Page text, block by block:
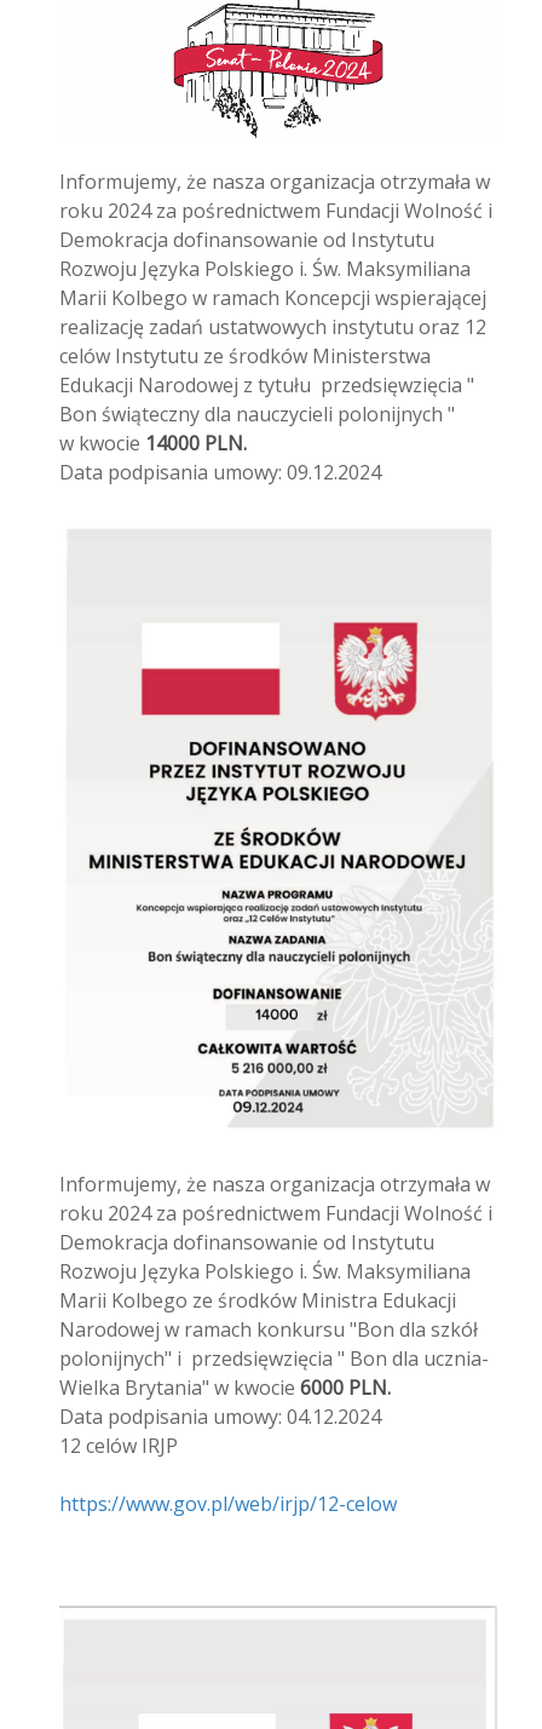
Informujemy, że nasza organizacja otrzymała w
roku 2024 za pośrednictwem Fundacji Wolność i
Demokracja dofinansowanie od Instytutu
Rozwoju Języka Polskiego i. Św. Maksymiliana
Marii Kolbego w ramach Koncepcji wspierającej
realizację zadań ustatwowych instytutu oraz 12
celów Instytutu ze środków Ministerstwa
Edukacji Narodowej z tytułu przedsięwzięcia "
Bon świąteczny dla nauczycieli polonijnych "
w kwocie 14000 PLN.
Data podpisania umowy: 09.12.2024
Informujemy, że nasza organizacja otrzymała w
roku 2024 za pośrednictwem Fundacji Wolność i
Demokracja dofinansowanie od Instytutu
Rozwoju Języka Polskiego i. Św. Maksymiliana
Marii Kolbego ze środków Ministra Edukacji
Narodowej w ramach konkursu "Bon dla szkół
polonijnych" i przedsięwzięcia " Bon dla ucznia-
Wielka Brytania" w kwocie 6000 PLN.
Data podpisania umowy: 04.12.2024
12 celów IRJP
https://www.gov.pl/web/irjp/12-celow